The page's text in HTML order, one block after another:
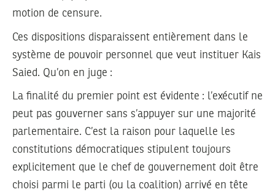
motion de censure.
Ces dispositions disparaissent entièrement dans le
système de pouvoir personnel que veut instituer Kais
Saied. Qu’on en juge :
La finalité du premier point est évidente : l’exécutif ne
peut pas gouverner sans s’appuyer sur une majorité
parlementaire. C’est la raison pour laquelle les
constitutions démocratiques stipulent toujours
explicitement que le chef de gouvernement doit être
choisi parmi le parti (ou la coalition) arrivé en tête